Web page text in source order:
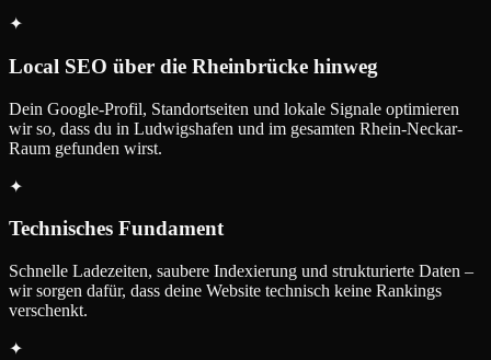
✦
Local SEO über die Rheinbrücke hinweg
Dein Google-Profil, Standortseiten und lokale Signale optimieren
wir so, dass du in Ludwigshafen und im gesamten Rhein-Neckar-
Raum gefunden wirst.
✦
Technisches Fundament
Schnelle Ladezeiten, saubere Indexierung und strukturierte Daten –
wir sorgen dafür, dass deine Website technisch keine Rankings
verschenkt.
✦